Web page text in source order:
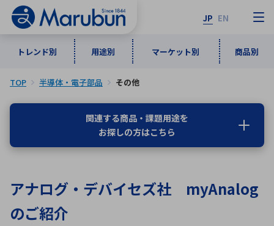
JP EN
トレンド別 用途別 マーケット別 商品別
トレンド別
インダストリアルDXソリューション
5G・Local 5G
用途別
通信・ネットワーク
監視・セキュリティ
マーケット別
情報通信
商品別
計測・測定・表示機器
メーカ一覧
な行
は行 ま行
や行
ら行
TOP 半導体・電子部品 その他
関連する商品・課題用途を
お探しの方はこちら
アナログ・デバイセズ社 myAnalog
のご紹介